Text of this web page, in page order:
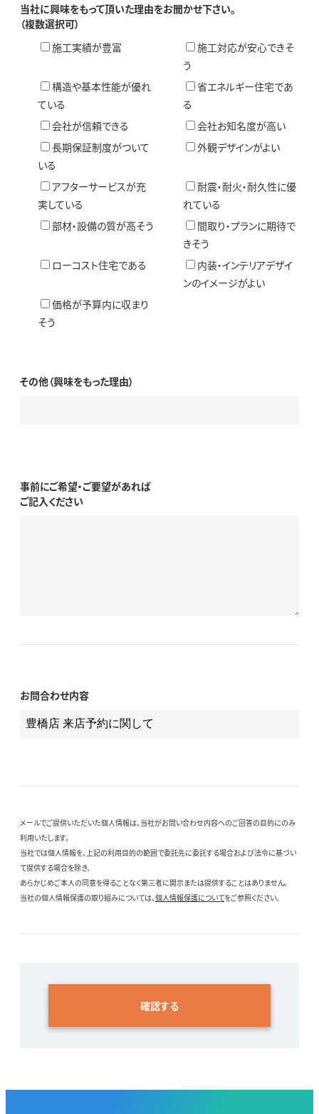
当社に興味をもって頂いた理由をお聞かせ下さい。
（複数選択可）
施工実績が豊富
施工対応が安心できそ
う
構造や基本性能が優れ
ている
省エネルギー住宅であ
る
会社が信頼できる
会社お知名度が高い
長期保証制度がついて
いる
外観デザインがよい
アフターサービスが充
実している
耐震・耐火・耐久性に優
れている
部材・設備の質が高そう
間取り・プランに期待で
きそう
ローコスト住宅である
内装・インテリアデザイ
ンのイメージがよい
価格が予算内に収まり
そう
その他（興味をもった理由）
事前にご希望・ご要望があれば
ご記入ください
お問合わせ内容
メールでご提供いただいた個人情報は、当社がお問い合わせ内容へのご回答の目的にのみ
利用いたします。
当社では個人情報を、上記の利用目的の範囲で委託先に委託する場合および法令に基づい
て提供する場合を除き、
あらかじめご本人の同意を得ることなく第三者に開示または提供することはありません。
当社の個人情報保護の取り組みについては、 個人情報保護についてをご参照ください。
確認する